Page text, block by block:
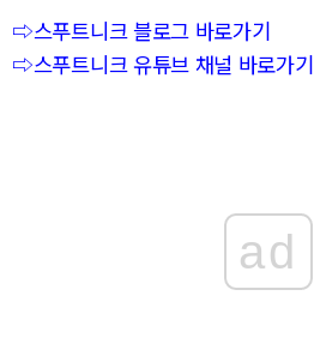
⇨스푸트니크 블로그 바로가기
⇨스푸트니크 유튜브 채널 바로가기
ad